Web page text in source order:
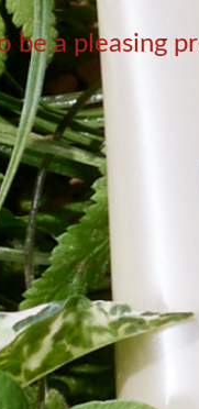
be a pleasing